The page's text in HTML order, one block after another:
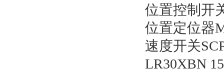
位置控制开
位置定位器
速度开关
LR30XBN